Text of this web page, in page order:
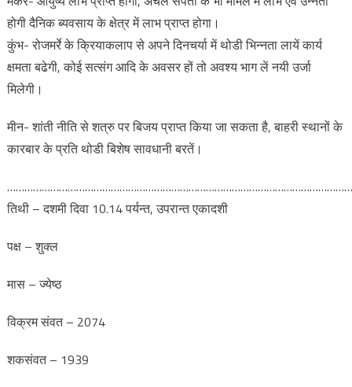
होगी दैनिक ब्यवसाय के क्षेत्र में लाभ प्राप्त होगा।
कुंभ- रोजमर्रे के क्रियाकलाप से अपने दिनचर्या में थोडी भिन्नता लायें कार्य
क्षमता बढेगी, कोई सत्संग आदि के अवसर हों तो अवश्य भाग लें नयी उर्जा
मिलेगी।
मीन- शांती नीति से शत्रु पर बिजय प्राप्त किया जा सकता है, बाहरी स्थानों के
कारबार के प्रति थोडी बिशेष सावधानी बरतें।
तिथी – दशमी दिवा 10.14 पर्यन्त, उपरान्त एकादशी
पक्ष – शुक्ल
मास – ज्येष्ठ
विक्रम संवत – 2074
शकसंवत – 1939